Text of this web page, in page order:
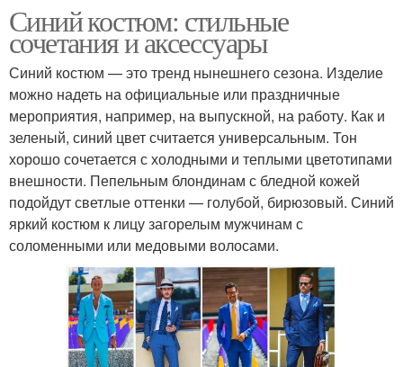
Синий костюм: стильные
сочетания и аксессуары
Синий костюм — это тренд нынешнего сезона. Изделие
можно надеть на официальные или праздничные
мероприятия, например, на выпускной, на работу. Как и
зеленый, синий цвет считается универсальным. Тон
хорошо сочетается с холодными и теплыми цветотипами
внешности. Пепельным блондинам с бледной кожей
подойдут светлые оттенки — голубой, бирюзовый. Синий
яркий костюм к лицу загорелым мужчинам с
соломенными или медовыми волосами.